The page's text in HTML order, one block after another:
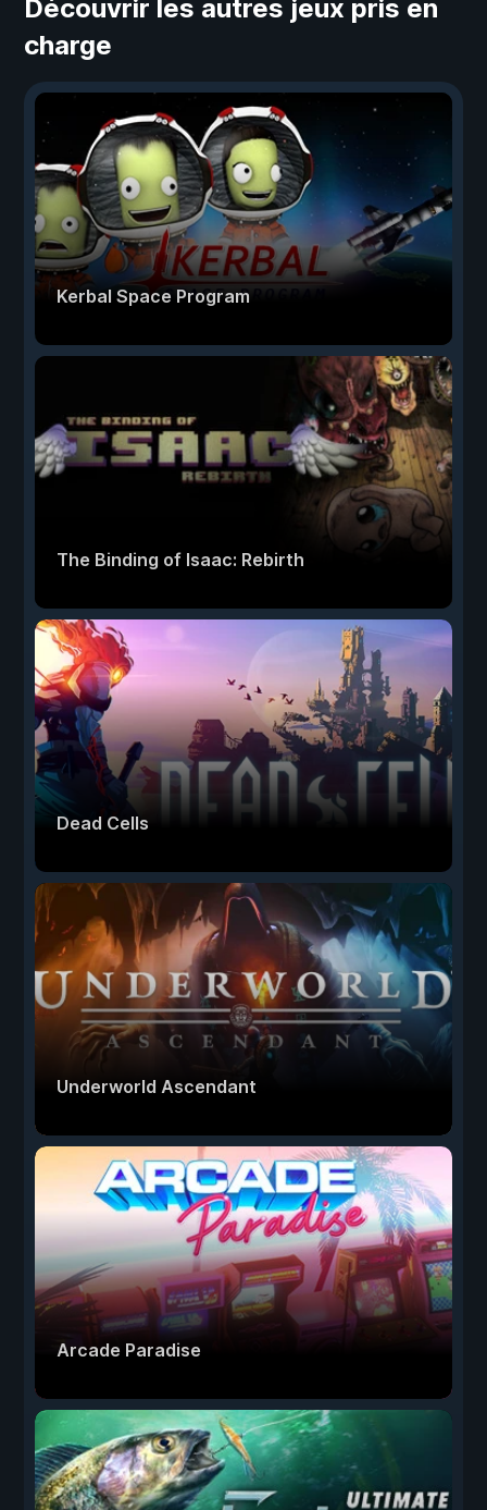
Découvrir les autres jeux pris en
charge
Kerbal Space Program
The Binding of Isaac: Rebirth
Dead Cells
Underworld Ascendant
Arcade Paradise